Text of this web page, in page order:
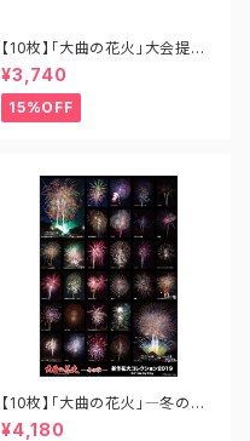
【10枚】「大曲の花火」大会提供
花火 あさきゆめみし B1-OH-0
01
¥3,740
15%OFF
【10枚】「大曲の花火」―冬の章
― 新作花火コレクション2019
¥4,180